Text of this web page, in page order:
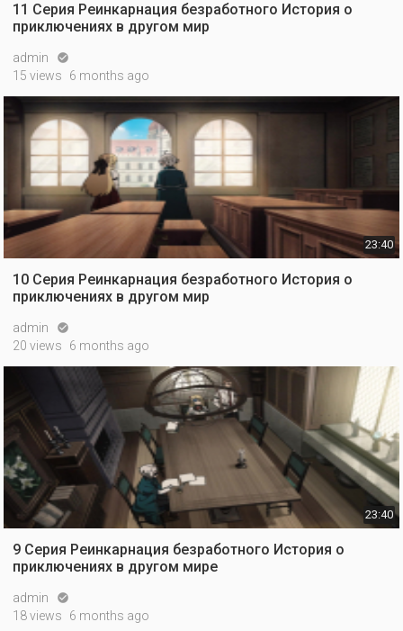
11 Серия Реинкарнация безработного История о
приключениях в другом мир
admin 
15 views 6 months ago
23:40
10 Серия Реинкарнация безработного История о
приключениях в другом мир
admin 
20 views 6 months ago
23:40
9 Серия Реинкарнация безработного История о
приключениях в другом мире
admin 
18 views 6 months ago